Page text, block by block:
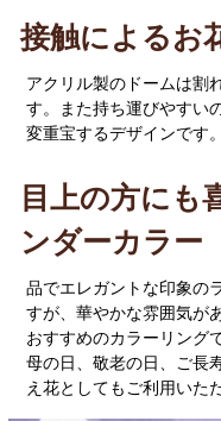
接触によるお
アクリル製のドームは割
す。また持ち運びやすい
変重宝するデザインです。
目上の方にも
ンダーカラー
品でエレガントな印象の
すが、華やかな雰囲気が
おすすめのカラーリングで
母の日、敬老の日、ご長
え花としてもご利用いた